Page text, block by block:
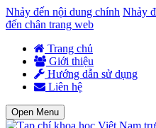
Nhảy đến nội dung chính Nhảy
đến chân trang web
Trang chủ
Giới thiệu
Hướng dẫn sử dụng
Liên hệ
Open Menu